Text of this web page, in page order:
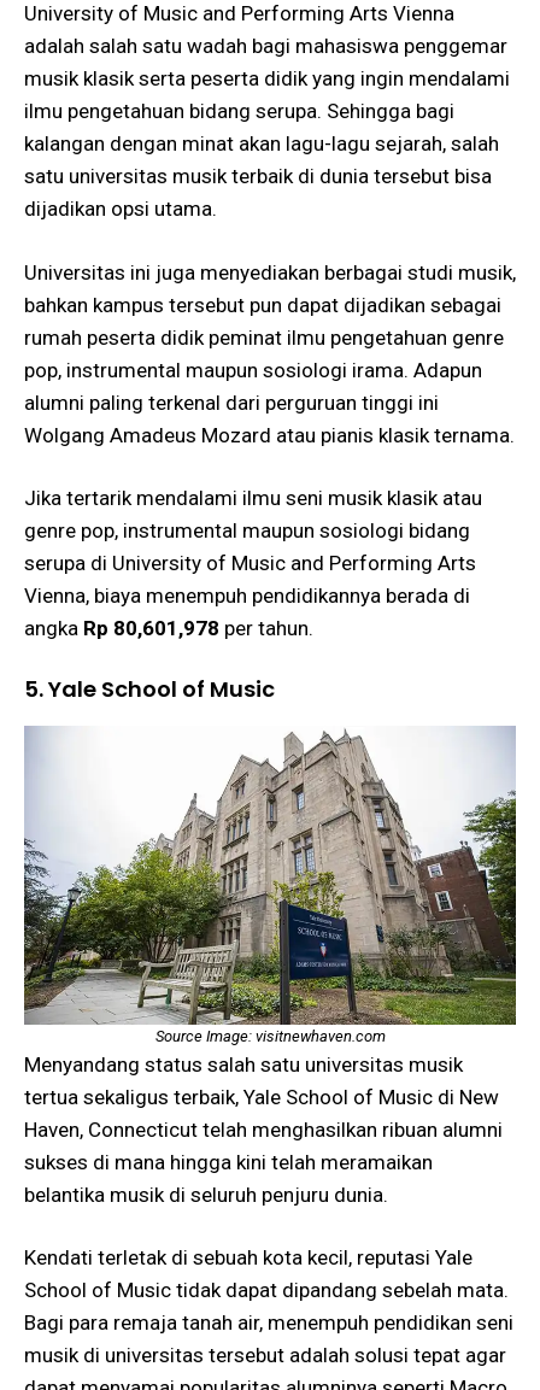
University of Music and Performing Arts Vienna
adalah salah satu wadah bagi mahasiswa penggemar
musik klasik serta peserta didik yang ingin mendalami
ilmu pengetahuan bidang serupa. Sehingga bagi
kalangan dengan minat akan lagu-lagu sejarah, salah
satu universitas musik terbaik di dunia tersebut bisa
dijadikan opsi utama.
Universitas ini juga menyediakan berbagai studi musik,
bahkan kampus tersebut pun dapat dijadikan sebagai
rumah peserta didik peminat ilmu pengetahuan genre
pop, instrumental maupun sosiologi irama. Adapun
alumni paling terkenal dari perguruan tinggi ini
Wolgang Amadeus Mozard atau pianis klasik ternama.
Jika tertarik mendalami ilmu seni musik klasik atau
genre pop, instrumental maupun sosiologi bidang
serupa di University of Music and Performing Arts
Vienna, biaya menempuh pendidikannya berada di
angka Rp 80,601,978 per tahun.
5. Yale School of Music
Source Image: visitnewhaven.com
Menyandang status salah satu universitas musik
tertua sekaligus terbaik, Yale School of Music di New
Haven, Connecticut telah menghasilkan ribuan alumni
sukses di mana hingga kini telah meramaikan
belantika musik di seluruh penjuru dunia.
Kendati terletak di sebuah kota kecil, reputasi Yale
School of Music tidak dapat dipandang sebelah mata.
Bagi para remaja tanah air, menempuh pendidikan seni
musik di universitas tersebut adalah solusi tepat agar